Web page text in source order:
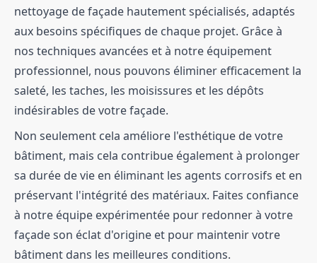
nettoyage de façade hautement spécialisés, adaptés
aux besoins spécifiques de chaque projet. Grâce à
nos techniques avancées et à notre équipement
professionnel, nous pouvons éliminer efficacement la
saleté, les taches, les moisissures et les dépôts
indésirables de votre façade.
Non seulement cela améliore l'esthétique de votre
bâtiment, mais cela contribue également à prolonger
sa durée de vie en éliminant les agents corrosifs et en
préservant l'intégrité des matériaux. Faites confiance
à notre équipe expérimentée pour redonner à votre
façade son éclat d'origine et pour maintenir votre
bâtiment dans les meilleures conditions.